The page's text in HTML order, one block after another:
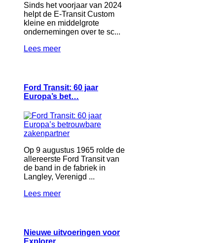
Sinds het voorjaar van 2024
helpt de E-Transit Custom
kleine en middelgrote
ondernemingen over te sc...
Lees meer
Ford Transit: 60 jaar
Europa’s bet…
Op 9 augustus 1965 rolde de
allereerste Ford Transit van
de band in de fabriek in
Langley, Verenigd ...
Lees meer
Nieuwe uitvoeringen voor